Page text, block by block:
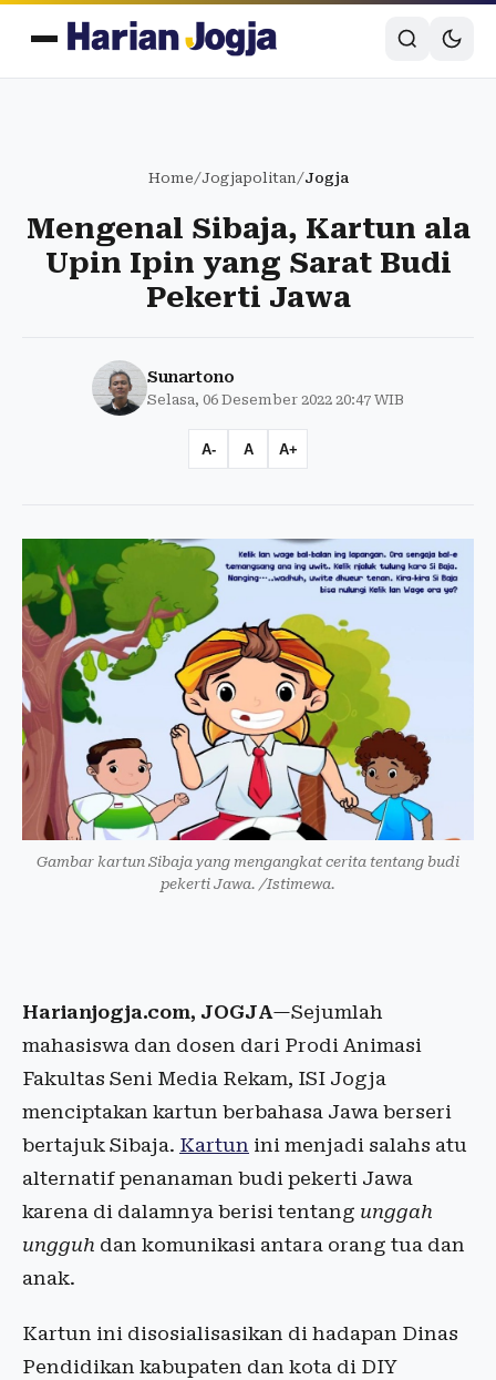
Home/Jogjapolitan/Jogja
Mengenal Sibaja, Kartun ala
Upin Ipin yang Sarat Budi
Pekerti Jawa
Sunartono
Selasa, 06 Desember 2022 20:47 WIB
A- A A+
Gambar kartun Sibaja yang mengangkat cerita tentang budi
pekerti Jawa. /Istimewa.
Harianjogja.com, JOGJA—Sejumlah
mahasiswa dan dosen dari Prodi Animasi
Fakultas Seni Media Rekam, ISI Jogja
menciptakan kartun berbahasa Jawa berseri
bertajuk Sibaja. Kartun ini menjadi salahs atu
alternatif penanaman budi pekerti Jawa
karena di dalamnya berisi tentang unggah
ungguh dan komunikasi antara orang tua dan
anak.
Kartun ini disosialisasikan di hadapan Dinas
Pendidikan kabupaten dan kota di DIY